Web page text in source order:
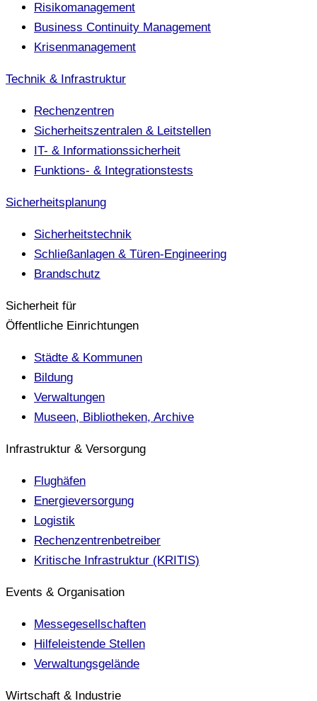
Risikomanagement
Business Continuity Management
Krisenmanagement
Technik & Infrastruktur
Rechenzentren
Sicherheitszentralen & Leitstellen
IT- & Informationssicherheit
Funktions- & Integrationstests
Sicherheitsplanung
Sicherheitstechnik
Schließanlagen & Türen-Engineering
Brandschutz
Sicherheit für
Öffentliche Einrichtungen
Städte & Kommunen
Bildung
Verwaltungen
Museen, Bibliotheken, Archive
Infrastruktur & Versorgung
Flughäfen
Energieversorgung
Logistik
Rechenzentrenbetreiber
Kritische Infrastruktur (KRITIS)
Events & Organisation
Messegesellschaften
Hilfeleistende Stellen
Verwaltungsgelände
Wirtschaft & Industrie